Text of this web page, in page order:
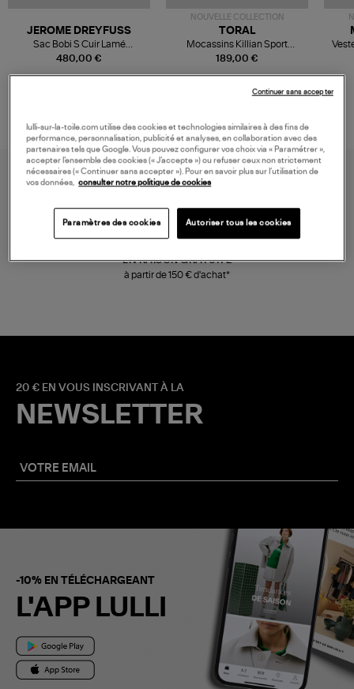
480,00 €
JEROME DREYFUSS
Sac Bobi S Cuir Lamé
Champagne
NOUVELLE COLLECTION
189,00 €
TORAL
Mocassins Killian Sport
Mousse
LIVRAISON GRATUITE
à partir de 150 € d'achat*
20 € EN VOUS INSCRIVANT À LA
NEWSLETTER
-10% EN TÉLÉCHARGEANT
L'APP LULLI
lulli-sur-la-toile.com utilise des cookies et technologies similaires à des fins de
performance, personnalisation, publicité et analyses, en collaboration avec des
partenaires tels que Google. Vous pouvez configurer vos choix via « Paramétrer »,
accepter l’ensemble des cookies (« J’accepte ») ou refuser ceux non strictement
nécessaires (« Continuer sans accepter »). Pour en savoir plus sur l’utilisation de
vos données, consulter notre politique de cookies
Paramètres des cookies Autoriser tous les cookies
Continuer sans accepter